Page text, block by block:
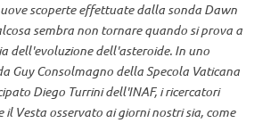
scoperte effettuate dalla sonda Dawn
sembra non tornare quando si prova a
dell'evoluzione dell'asteroide. In uno
Guy Consolmagno della Specola Vaticana
Diego Turrini dell'INAF, i ricercatori
il Vesta osservato ai giorni nostri sia, come